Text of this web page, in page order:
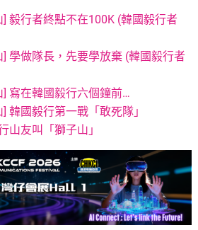
毅行者終點不在100K (韓國毅行者
學做隊長，先要學放棄 (韓國毅行者
寫在韓國毅行六個鐘前…
韓國毅行第一戰「敢死隊」
山友叫「獅子山」